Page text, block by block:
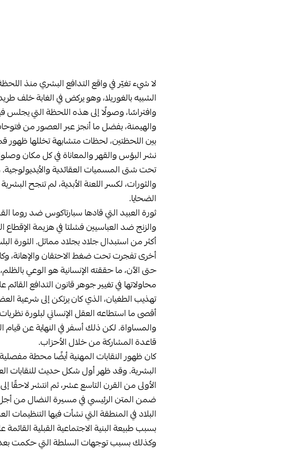
لا شيء تغيّر في واقع التدافع البشري منذ
الشبيه بالغوريلا، وهو يركض في الغابة خلف
وافتراسًا، وصولًا إلى هذه اللحظة التي يجلس
والهيمنة، بفضل ما أنجز عبر العصور من
بين اللحظتين، لحظات متشابهة تخللها ظهور
نشر البؤس والقهر والمعاناة في كل مكان وصلوا
تحت شتى المسميات العقائدية
والثورات، لكسر اللعنة الأبدية، لم تنجح
الضحايا.
ثورة العبيد التي قادها سبارتاكوس ضد روما
والزنج ضد العباسيين فشلتا في هزيمة الإقطاع
أكثر من استبدال جلاد بجلاد مماثل. الثورة
أخرى تفجرت تحت ضغط الاحتقان والإهانة،
حتى الآن، ما حققته الإنسانية هو الوعي
محاولاتها في تغيير جوهر قانون التدافع
تهذيب الطغيان، الذي كان يرتكن إلى شرعية
أقصى ما استطاعه العقل الإنساني لبلورة
والمساواة. لكن ذلك أسفر في النهاية عن
قاعدة المشاركة من خلال الأحزاب.
كان ظهور النقابات المهنية أيضًا محطة
البشرية. وقد ظهر أول شكل حديث للنقابات
الأولى من القرن التاسع عشر، ثم انتشر لاحقًا
ضمن المتن الرئيسي في مسيرة النضال من أجل
البلاد في المنطقة التي نشأت فيها التنظيمات
بسبب طبيعة البنية الاجتماعية القبلية
وكذلك بسبب توجهات السلطة التي حكمت بعد